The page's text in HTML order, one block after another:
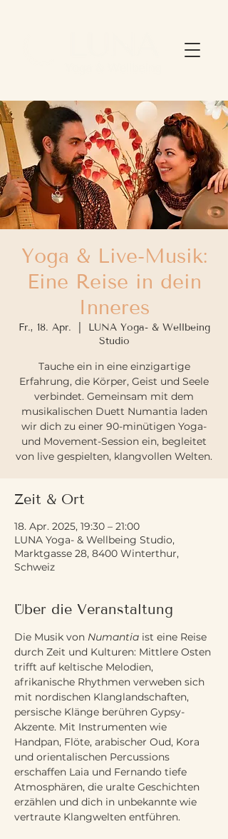
Yoga & Live-Musik:
Eine Reise in dein
Inneres
Fr., 18. Apr.
LUNA Yoga- & Wellbeing
Studio
Tauche ein in eine einzigartige
Erfahrung, die Körper, Geist und Seele
verbindet. Gemeinsam mit dem
musikalischen Duett Numantia laden
wir dich zu einer 90-minütigen Yoga-
und Movement-Session ein, begleitet
von live gespielten, klangvollen Welten.
Zeit & Ort
18. Apr. 2025, 19:30 – 21:00
LUNA Yoga- & Wellbeing Studio,
Marktgasse 28, 8400 Winterthur,
Schweiz
Über die Veranstaltung
Die Musik von Numantia ist eine Reise
durch Zeit und Kulturen: Mittlere Osten
trifft auf keltische Melodien,
afrikanische Rhythmen verweben sich
mit nordischen Klanglandschaften,
persische Klänge berühren Gypsy-
Akzente. Mit Instrumenten wie
Handpan, Flöte, arabischer Oud, Kora
und orientalischen Percussions
erschaffen Laia und Fernando tiefe
Atmosphären, die uralte Geschichten
erzählen und dich in unbekannte wie
vertraute Klangwelten entführen.